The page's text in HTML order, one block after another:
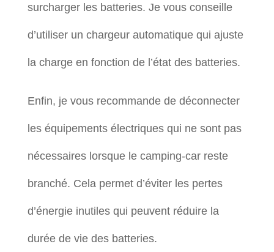
surcharger les batteries. Je vous conseille
d’utiliser un chargeur automatique qui ajuste
la charge en fonction de l’état des batteries.
Enfin, je vous recommande de déconnecter
les équipements électriques qui ne sont pas
nécessaires lorsque le camping-car reste
branché. Cela permet d’éviter les pertes
d’énergie inutiles qui peuvent réduire la
durée de vie des batteries.